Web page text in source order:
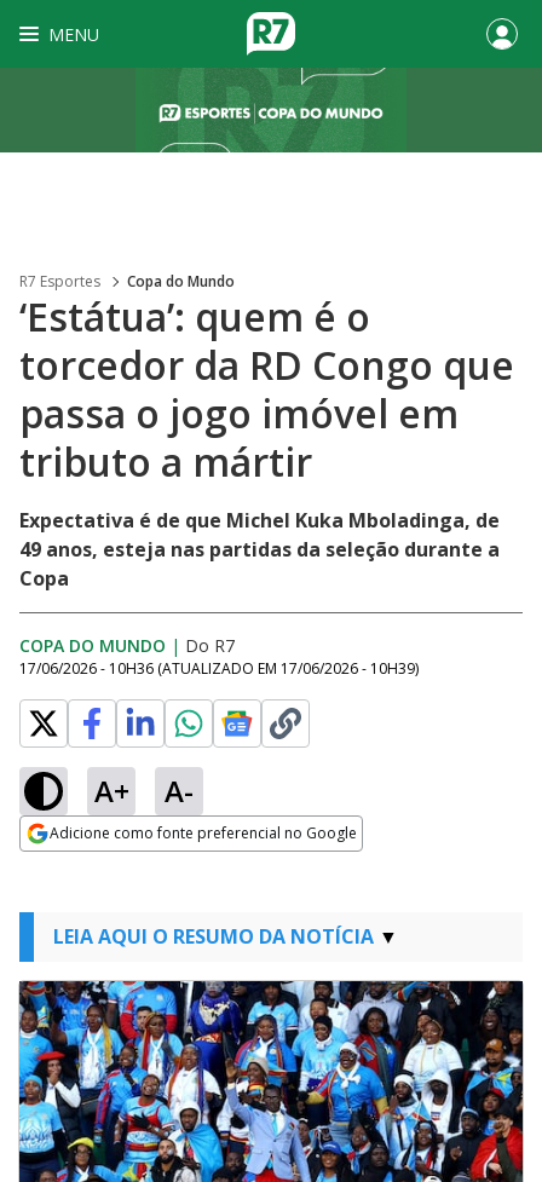
MENU
R7 Esportes Copa do Mundo
‘Estátua’: quem é o
torcedor da RD Congo que
passa o jogo imóvel em
tributo a mártir
Expectativa é de que Michel Kuka Mboladinga, de
49 anos, esteja nas partidas da seleção durante a
Copa
COPA DO MUNDO | Do R7
17/06/2026 - 10H36 (ATUALIZADO EM 17/06/2026 - 10H39)
A+ A-
Adicione como fonte preferencial no Google
LEIA AQUI O RESUMO DA NOTÍCIA